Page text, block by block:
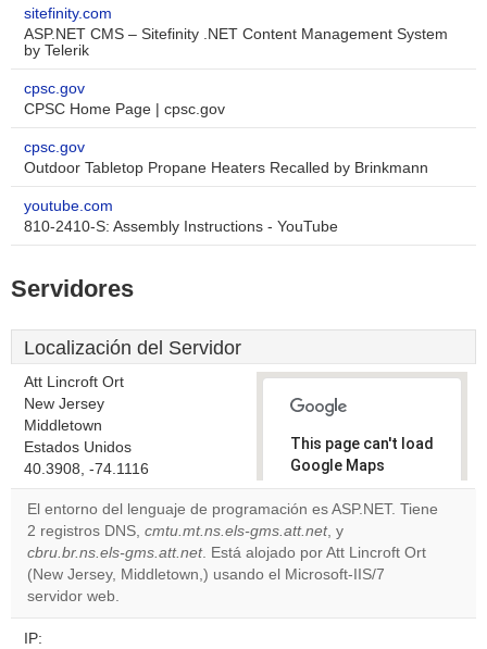
sitefinity.com
ASP.NET CMS – Sitefinity .NET Content Management System
by Telerik
cpsc.gov
CPSC Home Page | cpsc.gov
cpsc.gov
Outdoor Tabletop Propane Heaters Recalled by Brinkmann
youtube.com
810-2410-S: Assembly Instructions - YouTube
Servidores
Localización del Servidor
Att Lincroft Ort
New Jersey
Middletown
Estados Unidos
40.3908, -74.1116
This page can't load
Google Maps
correctly.
Do you
own this
website?
OK
El entorno del lenguaje de programación es ASP.NET. Tiene
2 registros DNS, cmtu.mt.ns.els-gms.att.net, y
cbru.br.ns.els-gms.att.net. Está alojado por Att Lincroft Ort
(New Jersey, Middletown,) usando el Microsoft-IIS/7
servidor web.
IP: